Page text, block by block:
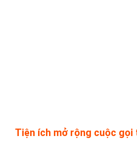
Tiện ích mở rộng cuộc gọi